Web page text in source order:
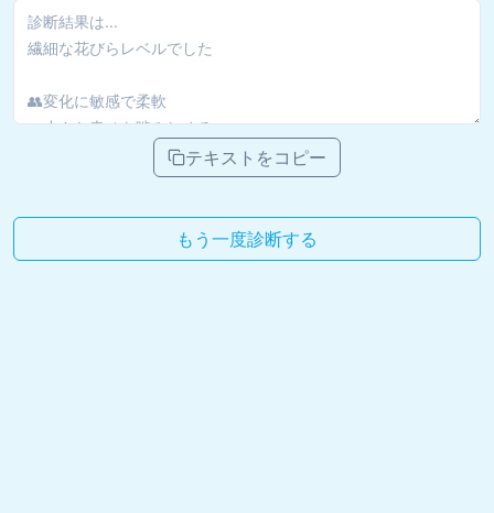
テキストをコピー
もう一度診断する